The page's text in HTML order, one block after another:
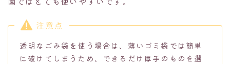
注意点
透明なごみ袋を使う場合は、薄いゴミ袋では簡単
に破けてしまうため、できるだけ厚手のものを選